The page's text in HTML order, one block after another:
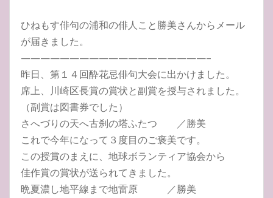
ひねもす俳句の浦和の俳人こと勝美さんからメール
が届きました。
———————————————————–
昨日、第１４回酔花忌俳句大会に出かけました。
席上、川崎区長賞の賞状と副賞を授与されました。
（副賞は図書券でした）
さへづりの天へ古刹の塔ふたつ ／勝美
これで今年になって３度目のご褒美です。
この授賞のまえに、地球ボランティア協会から
佳作賞の賞状が送られてきました。
晩夏濃し地平線まで地雷原 ／勝美